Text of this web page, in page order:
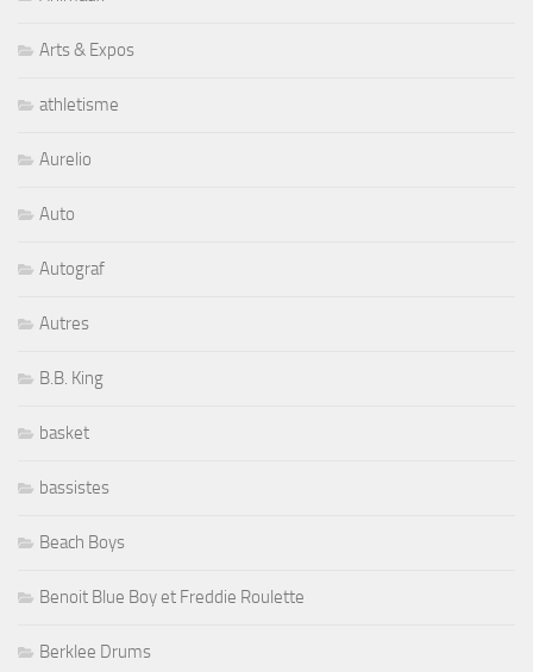
Arts & Expos
athletisme
Aurelio
Auto
Autograf
Autres
B.B. King
basket
bassistes
Beach Boys
Benoit Blue Boy et Freddie Roulette
Berklee Drums